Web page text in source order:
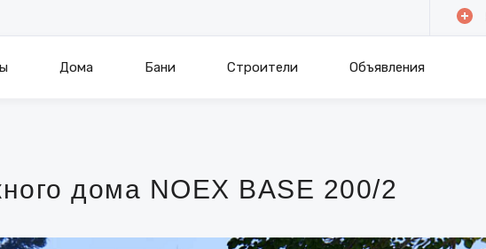
Дома Бани Строители Объявления
дома NOEX BASE 200/2